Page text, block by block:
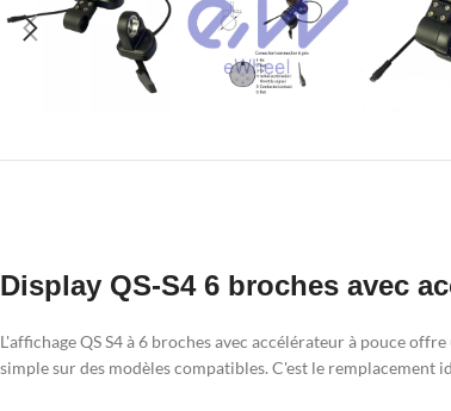
Display QS-S4 6 broches avec
L'affichage QS S4 à 6 broches avec accélérateur à pouce
simple sur des modèles compatibles. C'est le